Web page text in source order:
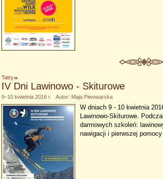
Tatry
IV Dni Lawinowo - Skiturowe
9–10 kwietnia 2016 r. Autor: Maja Piwowarska
W dniach 9 - 10 kwietnia
Lawinowo-Skiturowe.
darmowych szkoleń:
nawigacji i pierwszej